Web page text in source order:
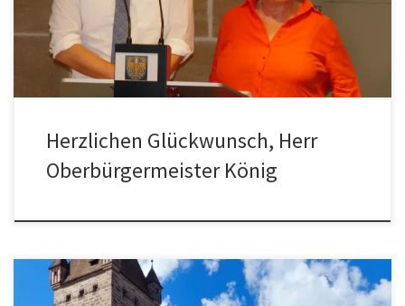
herzlich gratulieren. Ihr Motto „Lass uns reden“ können wir aus der
bisherigen erfolgreichen Zusammenarbeit mit Ihnen nur […]
Herzlichen Glückwunsch, Herr
Oberbürgermeister König